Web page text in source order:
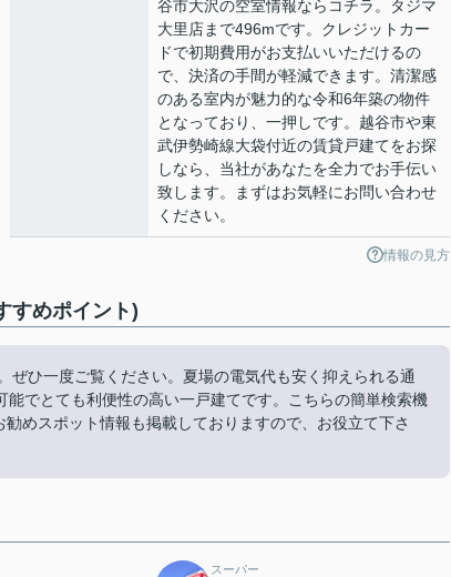
谷市大沢の空室情報ならコチラ。タジマ
大里店まで496mです。クレジットカー
ドで初期費用がお支払いいただけるの
で、決済の手間が軽減できます。清潔感
のある室内が魅力的な令和6年築の物件
となっており、一押しです。越谷市や東
武伊勢崎線大袋付近の賃貸戸建てをお探
しなら、当社があなたを全力でお手伝い
致します。まずはお気軽にお問い合わせ
ください。
情報の見方
めポイント)
ひ一度ご覧ください。夏場の電気代も安く抑えられる通
でとても利便性の高い一戸建てです。こちらの簡単検索機
めスポット情報も掲載しておりますので、お役立て下さ
スーパー